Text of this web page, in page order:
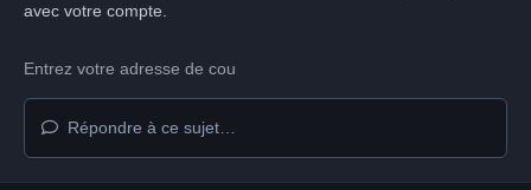
avec votre compte.
Répondre à ce sujet…